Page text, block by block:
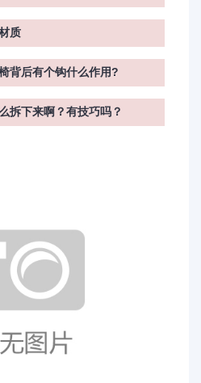
质
背后有个钩什么作用?
拆下来啊？有技巧吗？